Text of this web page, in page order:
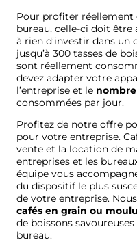
Pour profiter réellement
bureau, celle-ci doit être
à rien d’investir dans
jusqu’à 300 tasses de
sont réellement
devez adapter votre
l’entreprise et le
consommées par jour.
Profitez de notre offre
pour votre entreprise.
vente et la location de
entreprises et les
équipe vous
du dispositif le plus
de votre entreprise.
cafés en grain ou
de boissons
bureau.